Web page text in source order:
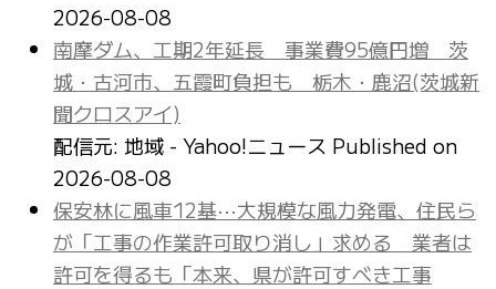
2026-08-08
南摩ダム、工期2年延長 事業費95億円増 茨
城・古河市、五霞町負担も 栃木・鹿沼(茨城新
聞クロスアイ)
配信元: 地域 - Yahoo!ニュース Published on
2026-08-08
保安林に風車12基⋯大規模な風力発電、住民ら
が「工事の作業許可取り消し」求める 業者は
許可を得るも「本来、県が許可すべき工事